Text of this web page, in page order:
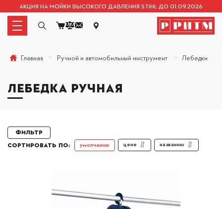
АКЦИЯ НА МОЙКИ ВЫСОКОГО ДАВЛЕНИЯ STIHL ДО 01.09.2026
Главная Ручной и автомобильный инструмент Лебедки
ЛЕБЕДКА РУЧНАЯ
Фильтр
СОРТИРОВАТЬ ПО:
умолчанию цене названию